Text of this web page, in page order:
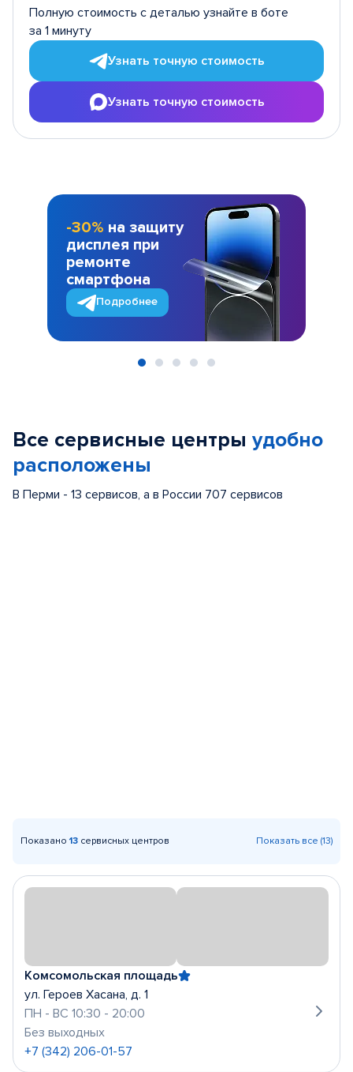
Полную стоимость с деталью узнайте в боте
за 1 минуту
Узнать точную стоимость
Узнать точную стоимость
-30% на защиту
дисплея при
ремонте
смартфона
Подробнее
Все сервисные центры удобно
расположены
В Перми - 13 сервисов, а в России 707 сервисов
Показано 13 сервисных центров Показать все (13)
Комсомольская площадь
ул. Героев Хасана, д. 1
ПН - ВС 10:30 - 20:00
Без выходных
+7 (342) 206-01-57